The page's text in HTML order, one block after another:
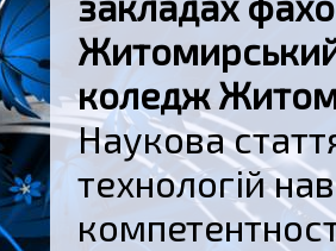
коледж
Наукова
технологій